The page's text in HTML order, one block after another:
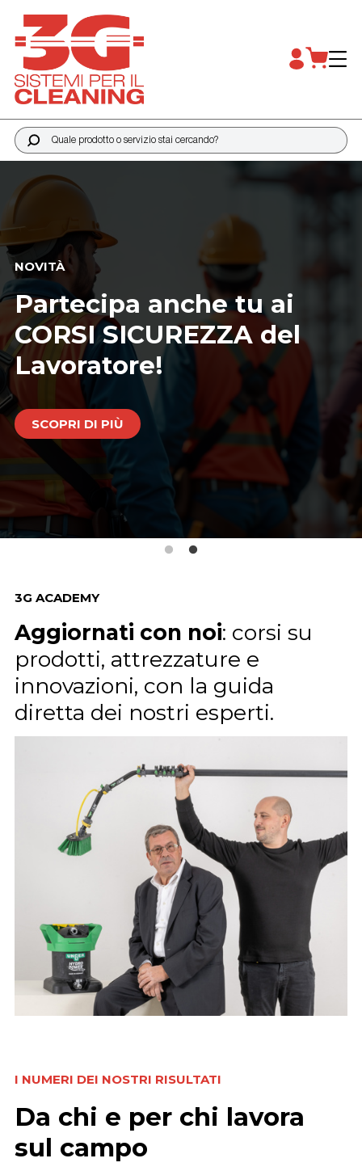
Quale prodotto o servizio stai cercando?
NOVITÀ
Partecipa anche tu ai
CORSI SICUREZZA del
Lavoratore!
SCOPRI DI PIÙ
3G ACADEMY
Aggiornati con noi: corsi su
prodotti, attrezzature e
innovazioni, con la guida
diretta dei nostri esperti.
I NUMERI DEI NOSTRI RISULTATI
Da chi e per chi lavora
sul campo